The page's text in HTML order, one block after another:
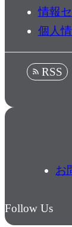
情報
個人
RSS
お
Follow Us